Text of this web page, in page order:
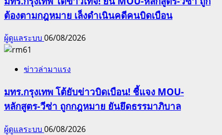
ต้องตามกฎหมาย เล็งดำเนินคดีคนบิดเบือน
ผู้ดูแลระบบ 06/08/2026
ข่าวล่ามาแรง
มทร.กรุงเทพ โต้ยับข่าวบิดเบือน! ชี้แจง MOU-
หลักสูตร-วีซ่า ถูกกฎหมาย ยันยึดธรรมาภิบาล
ผู้ดูแลระบบ 06/08/2026